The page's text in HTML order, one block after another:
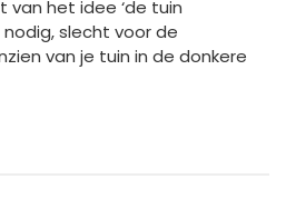
het idee ‘de tuin
nodig, slecht voor de
van je tuin in de donkere